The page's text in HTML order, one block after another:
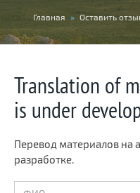
You
are
Главная » Оставить
Translation of
is under
Перевод материалов на
разработке.